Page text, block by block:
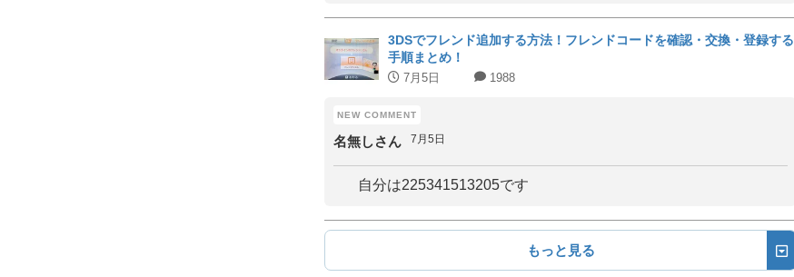
3DSでフレンド追加する方法！フレンドコードを確認・交換・登録する
手順まとめ！
7月5日 1988
名無しさん 7月5日
自分は225341513205です
もっと見る